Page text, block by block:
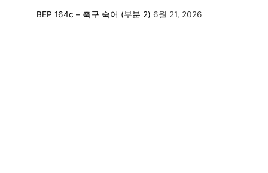
BEP 164c – 축구 숙어 (부분 2) 6월 21, 2026